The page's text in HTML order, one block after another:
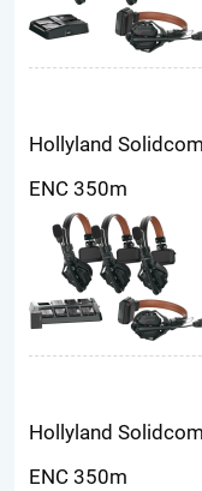
Hollyland
ENC 350m
Hollyland
ENC 350m